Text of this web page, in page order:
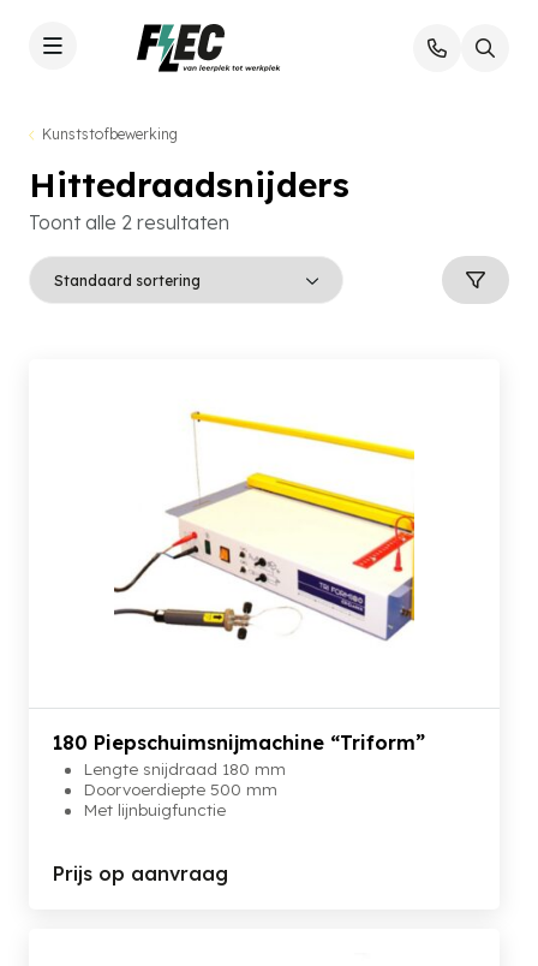
Kunststofbewerking
Hittedraadsnijders
Toont alle 2 resultaten
180 Piepschuimsnijmachine “Triform”
Lengte snijdraad 180 mm
Doorvoerdiepte 500 mm
Met lijnbuigfunctie
Prijs op aanvraag